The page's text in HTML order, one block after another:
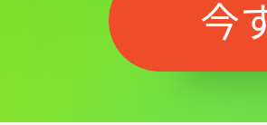
今